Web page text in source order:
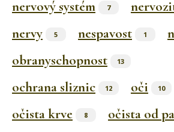
nervový systém 7
nervy 5 nespavost 1
obranyschopnost 13
ochrana sliznic 12 oči 10
očista krve 8 očista od